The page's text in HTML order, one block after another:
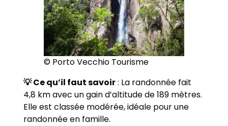
© Porto Vecchio Tourisme
💡 Ce qu’il faut savoir: La randonnée fait
4,8 km avec un gain d’altitude de 189 mètres.
Elle est classée modérée, idéale pour une
randonnée en famille.